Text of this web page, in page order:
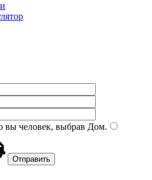
вы человек, выбрав Дом.